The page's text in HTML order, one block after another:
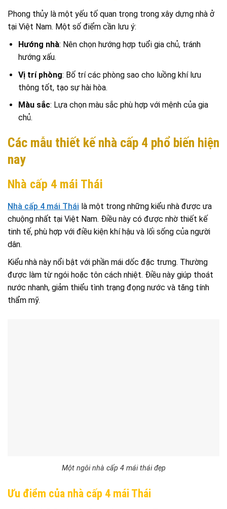
Phong thủy là một yếu tố quan trọng trong xây dựng nhà ở
tại Việt Nam. Một số điểm cần lưu ý:
Hướng nhà: Nên chọn hướng hợp tuổi gia chủ, tránh
hướng xấu.
Vị trí phòng: Bố trí các phòng sao cho luồng khí lưu
thông tốt, tạo sự hài hòa.
Màu sắc: Lựa chọn màu sắc phù hợp với mệnh của gia
chủ.
Các mẫu thiết kế nhà cấp 4 phổ biến hiện
nay
Nhà cấp 4 mái Thái
Nhà cấp 4 mái Thái là một trong những kiểu nhà được ưa
chuộng nhất tại Việt Nam. Điều này có được nhờ thiết kế
tinh tế, phù hợp với điều kiện khí hậu và lối sống của người
dân.
Kiểu nhà này nổi bật với phần mái dốc đặc trưng. Thường
được làm từ ngói hoặc tôn cách nhiệt. Điều này giúp thoát
nước nhanh, giảm thiểu tình trạng đọng nước và tăng tính
thẩm mỹ.
Một ngôi nhà cấp 4 mái thái đẹp
Ưu điểm của nhà cấp 4 mái Thái